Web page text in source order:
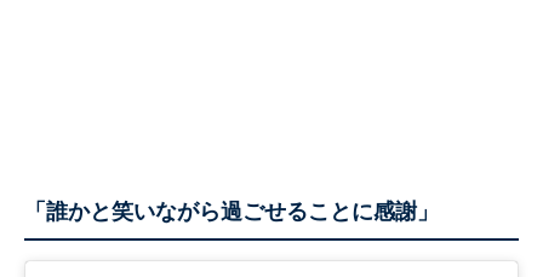
「誰かと笑いながら過ごせることに感謝」